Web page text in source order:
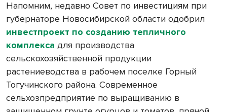
Напомним, недавно Совет по инвестициям при
губернаторе Новосибирской области одобрил
инвестпроект по созданию тепличного
комплекса для производства
сельскохозяйственной продукции
растениеводства в рабочем поселке Горный
Тогучинского района. Современное
сельхозпредприятие по выращиванию в